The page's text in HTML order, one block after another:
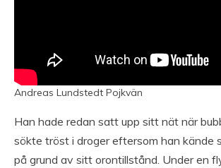
Andreas Lundstedt Pojkvän
Han hade redan satt upp sitt nät när
sökte tröst i droger eftersom han kände
på grund av sitt orontillstånd. Under en